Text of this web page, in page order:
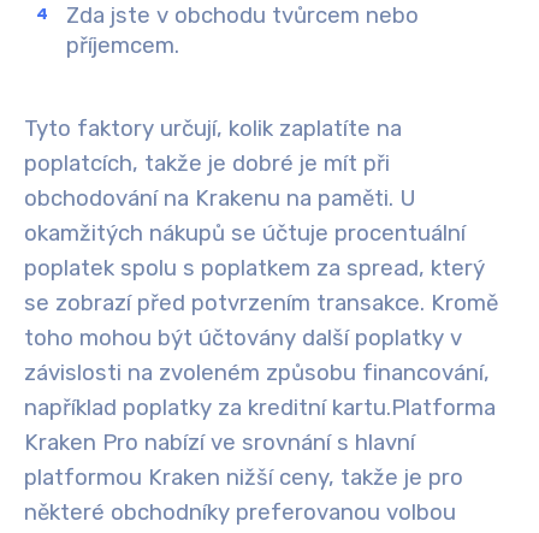
Zda jste v obchodu tvůrcem nebo
příjemcem.
Tyto faktory určují, kolik zaplatíte na
poplatcích, takže je dobré je mít při
obchodování na Krakenu na paměti. U
okamžitých nákupů se účtuje procentuální
poplatek spolu s poplatkem za spread, který
se zobrazí před potvrzením transakce. Kromě
toho mohou být účtovány další poplatky v
závislosti na zvoleném způsobu financování,
například poplatky za kreditní kartu.Platforma
Kraken Pro nabízí ve srovnání s hlavní
platformou Kraken nižší ceny, takže je pro
některé obchodníky preferovanou volbou